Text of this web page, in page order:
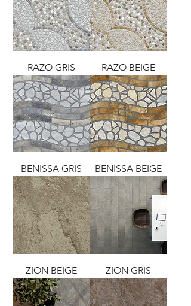
RAZO GRIS RAZO BEIGE
BENISSA GRIS BENISSA BEIGE
ZION BEIGE ZION GRIS